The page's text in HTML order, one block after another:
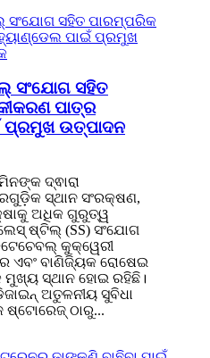
ସଂଯୋଗ ସହିତ
ପାତ୍ର
ପ୍ରମୁଖ ଉତ୍ପାଦନ
ଦ୍ଵାରା
ସ୍ଥାନ ସଂରକ୍ଷଣ,
ଅଧିକ ଗୁରୁତ୍ୱ
ଷ୍ଟିଲ୍ (SS) ସଂଯୋଗ
କୁକ୍ୱେରୀ
ଏବଂ ବାଣିଜ୍ୟିକ ରୋଷେଇ
ସ୍ଥାନ ହୋଇ ରହିଛି।
ଅତୁଳନୀୟ ସୁବିଧା
ଷ୍ଟୋରେଜ୍ ଠାରୁ...